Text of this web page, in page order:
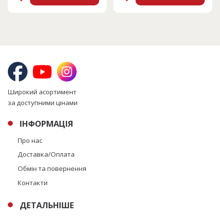
Широкий асортимент
за доступними цінами
ІНФОРМАЦІЯ
Про нас
Доставка/Оплата
Обмін та повернення
Контакти
ДЕТАЛЬНІШЕ